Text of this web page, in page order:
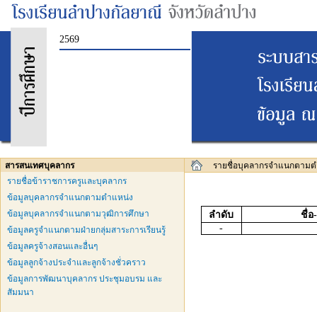
2569
สารสนเทศบุคลากร
รายชื่อข้าราชการครูและบุคลากร
ข้อมูลบุคลากรจำแนกตามตำแหน่ง
ข้อมูลบุคลากรจำแนกตามวุฒิการศึกษา
ข้อมูลครูจำแนกตามฝ่ายกลุ่มสาระการเรียนรู้
ข้อมูลครูจ้างสอนและอื่นๆ
ข้อมูลลูกจ้างประจำและลูกจ้างชั่วคราว
ข้อมูลการพัฒนาบุคลากร ประชุมอบรม และ
สัมมนา
รายชื่อบุคลากรจำแนกตาม
ลำดับ
ชื่อ
-